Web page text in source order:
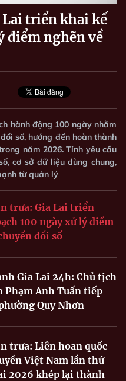
triển khai kế
điểm nghẽn về
hành động 100 ngày nhằm
số, hướng đến hoàn thành
năm 2026. Tỉnh yêu cầu
cơ sở dữ liệu dùng chung,
từ quản lý
trưa: Gia Lai triển
100 ngày xử lý điểm
đổi số
Gia Lai 24h: Chủ tịch
Phạm Anh Tuấn tiếp
Quy Nhơn
trưa: Liên hoan quốc
Việt Nam lần thứ
2026 khép lại thành